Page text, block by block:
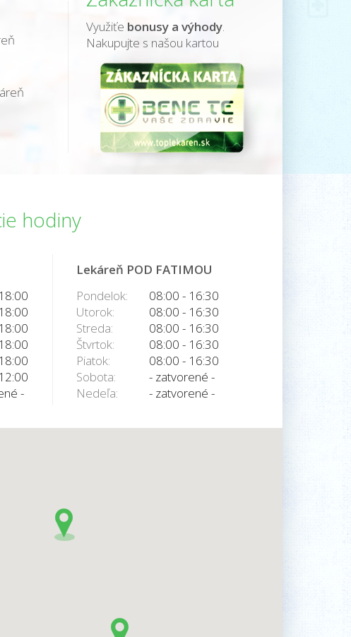
Využiťe bonusy a výhody.
Nakupujte s našou kartou
hodiny
-
Lekáreň POD FATIMOU
Pondelok:
08:00 - 16:30
Utorok:
08:00 - 16:30
Streda:
08:00 - 16:30
Štvrtok:
08:00 - 16:30
Piatok:
08:00 - 16:30
Sobota:
- zatvorené -
Nedeľa:
- zatvorené -